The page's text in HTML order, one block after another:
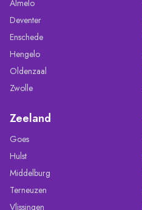
Almelo
Deventer
Enschede
Hengelo
Oldenzaal
Zwolle
Zeeland
Goes
Hulst
Middelburg
Terneuzen
Vlissingen